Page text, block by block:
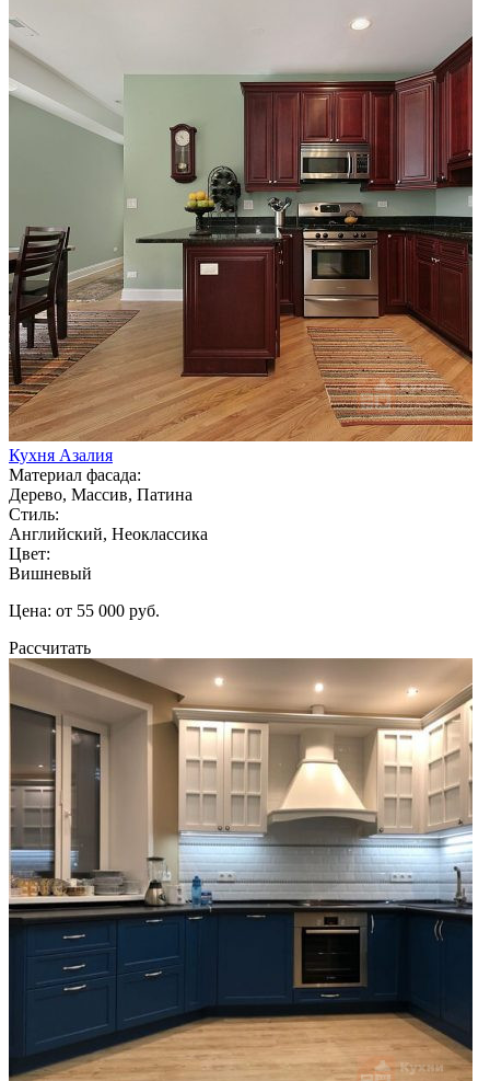
Кухня Азалия
Материал фасада:
Дерево, Массив, Патина
Стиль:
Английский, Неоклассика
Цвет:
Вишневый
Цена: от 55 000 руб.
Рассчитать